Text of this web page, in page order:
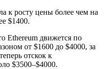
к росту цены более чем на
$1400.
Ethereum движется по
от $1600 до $4000, за
отскок к
$3500–$4000.